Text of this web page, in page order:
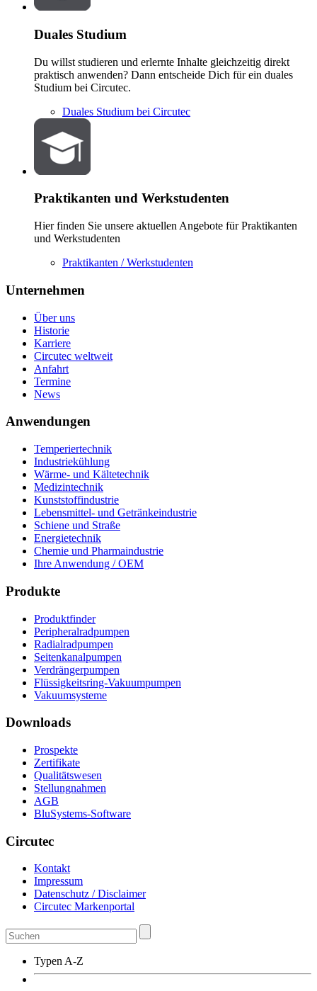
Duales Studium
Du willst studieren und erlernte Inhalte gleichzeitig direkt
praktisch anwenden? Dann entscheide Dich für ein duales
Studium bei Circutec.
Duales Studium bei Circutec
Praktikanten und Werkstudenten
Hier finden Sie unsere aktuellen Angebote für Praktikanten
und Werkstudenten
Praktikanten / Werkstudenten
Unternehmen
Über uns
Historie
Karriere
Circutec weltweit
Anfahrt
Termine
News
Anwendungen
Temperiertechnik
Industriekühlung
Wärme- und Kältetechnik
Medizintechnik
Kunststoffindustrie
Lebensmittel- und Getränkeindustrie
Schiene und Straße
Energietechnik
Chemie und Pharmaindustrie
Ihre Anwendung / OEM
Produkte
Produktfinder
Peripheralradpumpen
Radialradpumpen
Seitenkanalpumpen
Verdrängerpumpen
Flüssigkeitsring-Vakuumpumpen
Vakuumsysteme
Downloads
Prospekte
Zertifikate
Qualitätswesen
Stellungnahmen
AGB
BluSystems-Software
Circutec
Kontakt
Impressum
Datenschutz / Disclaimer
Circutec Markenportal
Typen A-Z